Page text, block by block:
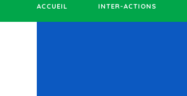
ACCUEIL INTER-ACTIONS